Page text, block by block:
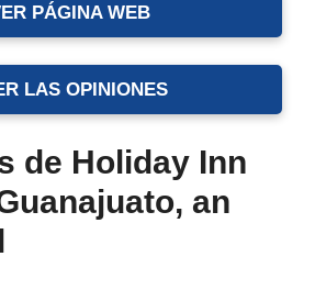
PÁGINA WEB
LAS OPINIONES
de Holiday Inn
an